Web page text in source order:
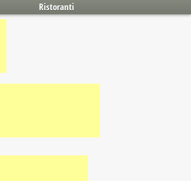
Ristoranti